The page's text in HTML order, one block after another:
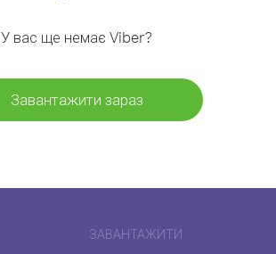
У вас ще немає Viber?
Завантажити зараз
ЗАВАНТАЖИТИ